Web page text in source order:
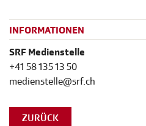
INFORMATIONEN
SRF Medienstelle
+41 58 135 13 50
medienstelle@srf.ch
ZURÜCK